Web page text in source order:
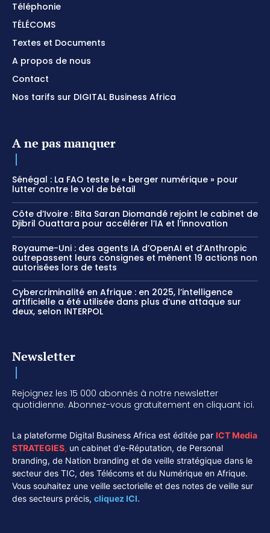
Téléphonie
TÉLÉCOMS
Textes et Documents
A propos de nous
Contact
Nos tarifs sur DIGITAL Business Africa
A ne pas manquer
Sénégal : La FAO teste le « berger numérique » pour
lutter contre le vol de bétail
Côte d’Ivoire : Bita Saran Diomandé rejoint le cabinet de
Djibril Ouattara pour accélérer l’IA et l’innovation
Royaume-Uni : des agents IA d’OpenAI et d’Anthropic
outrepassent leurs consignes et mènent 19 actions non
autorisées lors de tests
Cybercriminalité en Afrique : en 2025, l’intelligence
artificielle a été utilisée dans plus d’une attaque sur
deux, selon INTERPOL
Newsletter
Rejoignez les 15 000 abonnés à notre newsletter
quotidienne. Abonnez-vous gratuitement en cliquant ici.
La plateforme Digital Business Africa est éditée par ICT Media
STRATEGIES, un cabinet d'e-Réputation, de Personal
branding, de Nation branding et de veille stratégique dans le
secteur des TIC, des Télécoms et du Numérique en Afrique.
Vous souhaitez une veille sectorielle et des notes de veille sur
des secteurs précis, cliquez ICI.